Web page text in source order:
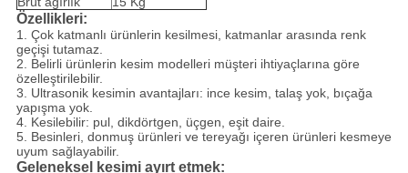
Özellikleri:
1. Çok katmanlı ürünlerin kesilmesi, katmanlar arasında renk
geçişi tutamaz.
2. Belirli ürünlerin kesim modelleri müşteri ihtiyaçlarına göre
özelleştirilebilir.
3. Ultrasonik kesimin avantajları: ince kesim, talaş yok, bıçağa
yapışma yok.
4. Kesilebilir: pul, dikdörtgen, üçgen, eşit daire.
5. Besinleri, donmuş ürünleri ve tereyağı içeren ürünleri kesmeye
uyum sağlayabilir.
Geleneksel kesimi ayırt etmek: